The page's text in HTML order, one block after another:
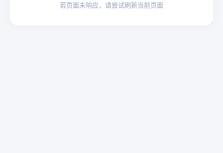
若页面未响应，请尝试刷新当前页面